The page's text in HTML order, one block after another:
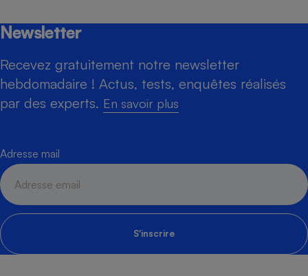
Newsletter
Recevez gratuitement notre newsletter
hebdomadaire ! Actus, tests, enquêtes réalisés
par des experts. En savoir plus
Adresse mail
S'inscrire